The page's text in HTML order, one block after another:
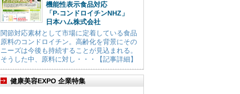
機能性表示食品対応
「P-コンドロイチンNHZ」
日本ハム株式会社
関節対応素材として市場に定着している食品
原料のコンドロイチン。高齢化を背景にその
ニーズは今後も持続することが見込まれる。
そうした中、原料に対し・・・【記事詳細】
健康美容EXPO 企業特集